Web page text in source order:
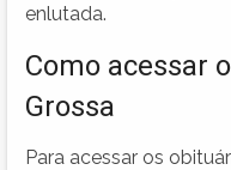
enlutada.
Como acessar
Grossa
Para acessar os